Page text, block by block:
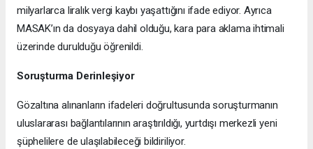
milyarlarca liralık vergi kaybı yaşattığını ifade ediyor. Ayrıca
MASAK’ın da dosyaya dahil olduğu, kara para aklama ihtimali
üzerinde durulduğu öğrenildi.
Soruşturma Derinleşiyor
Gözaltına alınanların ifadeleri doğrultusunda soruşturmanın
uluslararası bağlantılarının araştırıldığı, yurtdışı merkezli yeni
şüphelilere de ulaşılabileceği bildiriliyor.